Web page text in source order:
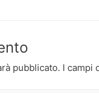
pubblicato. I campi